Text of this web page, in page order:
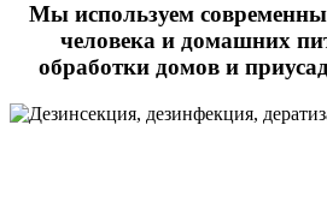
Мы используем
человека и домашних
обработки домов и